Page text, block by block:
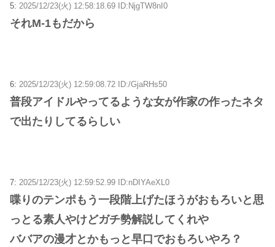
5: 2025/12/23(火) 12:58:18.69 ID:NjgTW8nI0
それM-1もだから
6: 2025/12/23(火) 12:59:08.72 ID:/GjaRHs50
普段アイドルやってるような女が作家の作ったネタ
で出たりしてるらしい
7: 2025/12/23(火) 12:59:52.99 ID:nDIYAeXL0
喋りのテンポもう一段階上げたほうがおもろいと思
っとる素人やけどガチ勢解説してくれや
ババアの漫才とかもっと早口でおもろいやろ？